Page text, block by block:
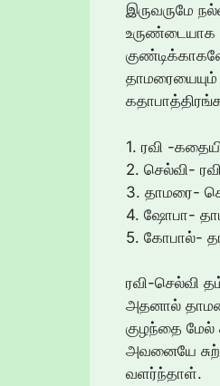
இருவருமே
உருண்டையாக
1. ரவி -
2. செல்வி-
3. தாமரை-
4. ஷோபா-
5. கோபால்-
ரவி-செல்வி
அதனால்
குழந்தை மேல்
அவனையே
வளர்ந்தாள்.